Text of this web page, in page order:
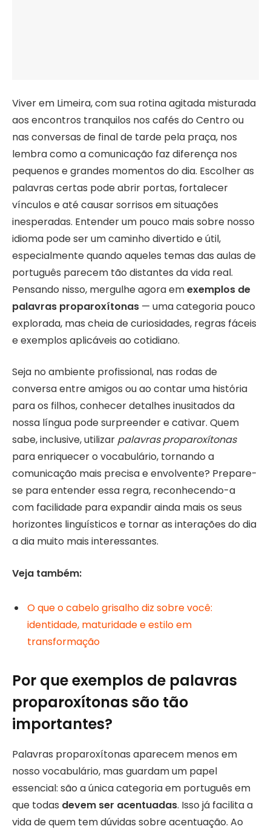
Viver em Limeira, com sua rotina agitada misturada
aos encontros tranquilos nos cafés do Centro ou
nas conversas de final de tarde pela praça, nos
lembra como a comunicação faz diferença nos
pequenos e grandes momentos do dia. Escolher as
palavras certas pode abrir portas, fortalecer
vínculos e até causar sorrisos em situações
inesperadas. Entender um pouco mais sobre nosso
idioma pode ser um caminho divertido e útil,
especialmente quando aqueles temas das aulas de
português parecem tão distantes da vida real.
Pensando nisso, mergulhe agora emexemplos de
palavras proparoxítonas — uma categoria pouco
explorada, mas cheia de curiosidades, regras fáceis
e exemplos aplicáveis ao cotidiano.
Seja no ambiente profissional, nas rodas de
conversa entre amigos ou ao contar uma história
para os filhos, conhecer detalhes inusitados da
nossa língua pode surpreender e cativar. Quem
sabe, inclusive, utilizar palavras proparoxítonas
para enriquecer o vocabulário, tornando a
comunicação mais precisa e envolvente? Prepare-
se para entender essa regra, reconhecendo-a
com facilidade para expandir ainda mais os seus
horizontes linguísticos e tornar as interações do dia
a dia muito mais interessantes.
Veja também:
O que o cabelo grisalho diz sobre você:
identidade, maturidade e estilo em
transformação
Por que exemplos de palavras
proparoxítonas são tão
importantes?
Palavras proparoxítonas aparecem menos em
nosso vocabulário, mas guardam um papel
essencial: são a única categoria em português em
que todas devem ser acentuadas. Isso já facilita a
vida de quem tem dúvidas sobre acentuação. Ao